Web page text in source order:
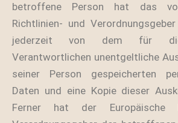
betroffene Person hat das
Richtlinien- und
jederzeit von dem für die
Verantwortlichen unentgeltliche
seiner Person gespeicherten
Daten und eine Kopie dieser
Ferner hat der Europäische